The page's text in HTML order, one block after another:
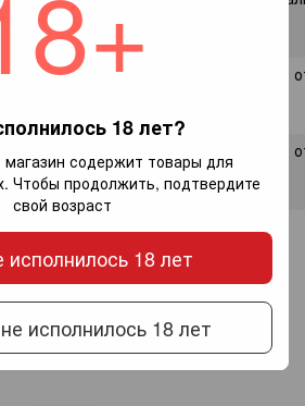
18 лет?
магазин содержит товары для
Чтобы продолжить, подтвердите
свой возраст
18 лет
исполнилось 18 лет
Bernede et fils.
ECO Malbec
(Мальбек ЭКО) 2011
сухое Malbec
(Мальбек) 2010
(Франция).